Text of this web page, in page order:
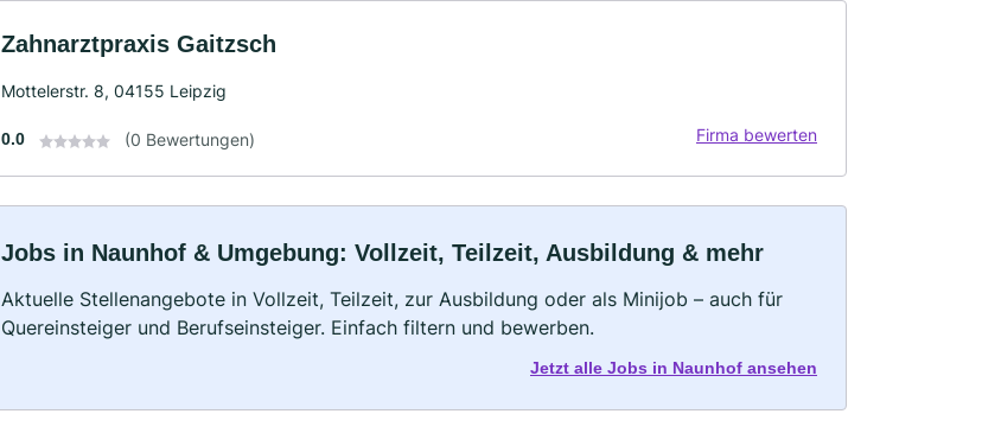
Zahnarztpraxis Gaitzsch
Mottelerstr. 8, 04155 Leipzig
0.0 (0 Bewertungen) Firma bewerten
Jobs in Naunhof & Umgebung: Vollzeit, Teilzeit, Ausbildung & mehr
Aktuelle Stellenangebote in Vollzeit, Teilzeit, zur Ausbildung oder als Minijob – auch für
Quereinsteiger und Berufseinsteiger. Einfach filtern und bewerben.
Jetzt alle Jobs in Naunhof ansehen